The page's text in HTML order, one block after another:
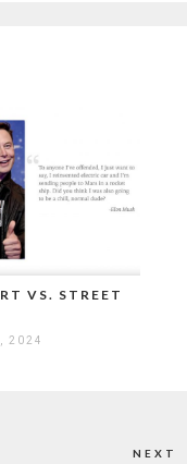
VS. STREET
2024
NEXT